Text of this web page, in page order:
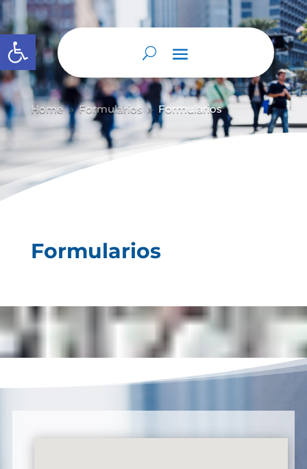
Abrir barra de herramientas
Home 9 Formularios 9 Formularios
Formularios